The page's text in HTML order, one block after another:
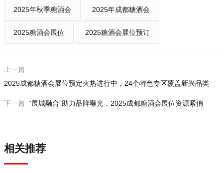
2025年秋季糖酒会 2025年成都糖酒会
2025糖酒会展位 2025糖酒会展位预订
上一篇
2025成都糖酒会展位预定火热进行中，24个特色专区覆盖新兴品类
下一篇 “展城融合”助力品牌曝光，2025成都糖酒会展位资源紧俏
相关推荐